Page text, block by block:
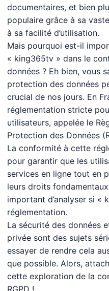
documentaires, et bien
populaire grâce à sa
à sa facilité d’utilisation.
Mais pourquoi est-il
« king365tv » dans le
données ? Eh bien, vous
protection des données
crucial de nos jours. En
réglementation stricte
utilisateurs, appelée le
Protection des Données
La conformité à cette
pour garantir que les
services en ligne tout en
leurs droits
important d’analyser si
réglementation.
La sécurité des données
privée sont des sujets
essayer de rendre cela
que possible. Alors,
cette exploration de la
RGPD !